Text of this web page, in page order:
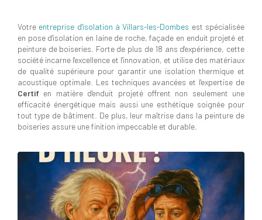
Votre entreprise d'isolation à Villars-les-Dombes est spécialisée
en pose d'isolation en laine de roche, façade en enduit projeté et
peinture de boiseries. Forte de plus de 18 ans d'expérience, cette
société incarne l'excellence et l'innovation, et utilise des matériaux
de qualité supérieure pour garantir une isolation thermique et
acoustique optimale. Les techniques avancées et l'expertise de
Certif en matière d'enduit projeté offrent non seulement une
efficacité énergétique mais aussi une esthétique soignée pour
tout type de bâtiment. De plus, leur maîtrise dans la peinture de
boiseries assure une finition impeccable et durable.